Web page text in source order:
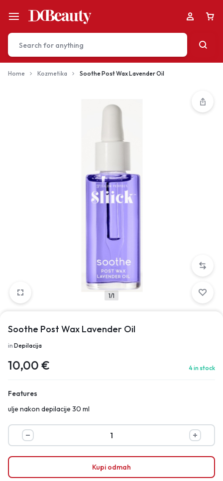
Your bag is empty
Don't miss out on great deals! Start shopping or
Sign in to view products added.
Shop What's New
Home Kozmetika Soothe Post Wax Lavender Oil
1/1
Soothe Post Wax Lavender Oil
in Depilacija
10,00 € 4 in stock
Features
ulje nakon depilacije 30 ml
Kupi odmah